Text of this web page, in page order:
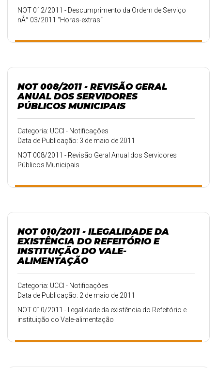
NOT 012/2011 - Descumprimento da Ordem de Serviço
nÂ° 03/2011 “Horas-extras“
NOT 008/2011 - REVISÃO GERAL
ANUAL DOS SERVIDORES
PÚBLICOS MUNICIPAIS
Categoria: UCCI - Notificações
Data de Publicação: 3 de maio de 2011
NOT 008/2011 - Revisão Geral Anual dos Servidores
Públicos Municipais
NOT 010/2011 - ILEGALIDADE DA
EXISTÊNCIA DO REFEITÓRIO E
INSTITUIÇÃO DO VALE-
ALIMENTAÇÃO
Categoria: UCCI - Notificações
Data de Publicação: 2 de maio de 2011
NOT 010/2011 - Ilegalidade da existência do Refeitório e
instituição do Vale-alimentação